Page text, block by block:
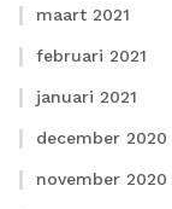
maart 2021
februari 2021
januari 2021
december 2020
november 2020